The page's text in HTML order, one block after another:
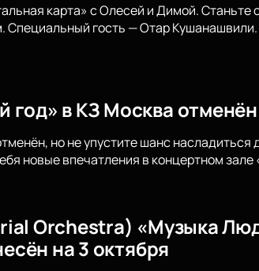
карта» с Олесей и Димой. Станьте
гость — Отар Кушанашвили.
в КЗ Москва
но не упустите шанс
новые впечатления в концертном зале
Orchestra) «Музыка
на 3 октября